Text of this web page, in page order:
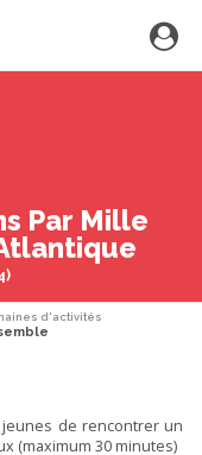
Par Mille
d'activités
de rencontrer un
(maximum 30 minutes)